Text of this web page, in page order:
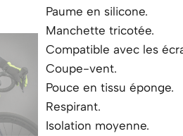
Paume en silicone.
Manchette tricotée.
Compatible avec les
Coupe-vent.
Pouce en tissu éponge.
Respirant.
Isolation moyenne.